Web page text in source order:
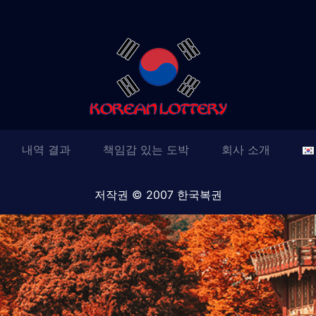
내역 결과 책임감 있는 도박 회사 소개
저작권 © 2007 한국복권